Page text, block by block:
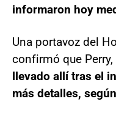
informaron hoy
Una portavoz del
confirmó que
llevado allí tras el
más detalles,